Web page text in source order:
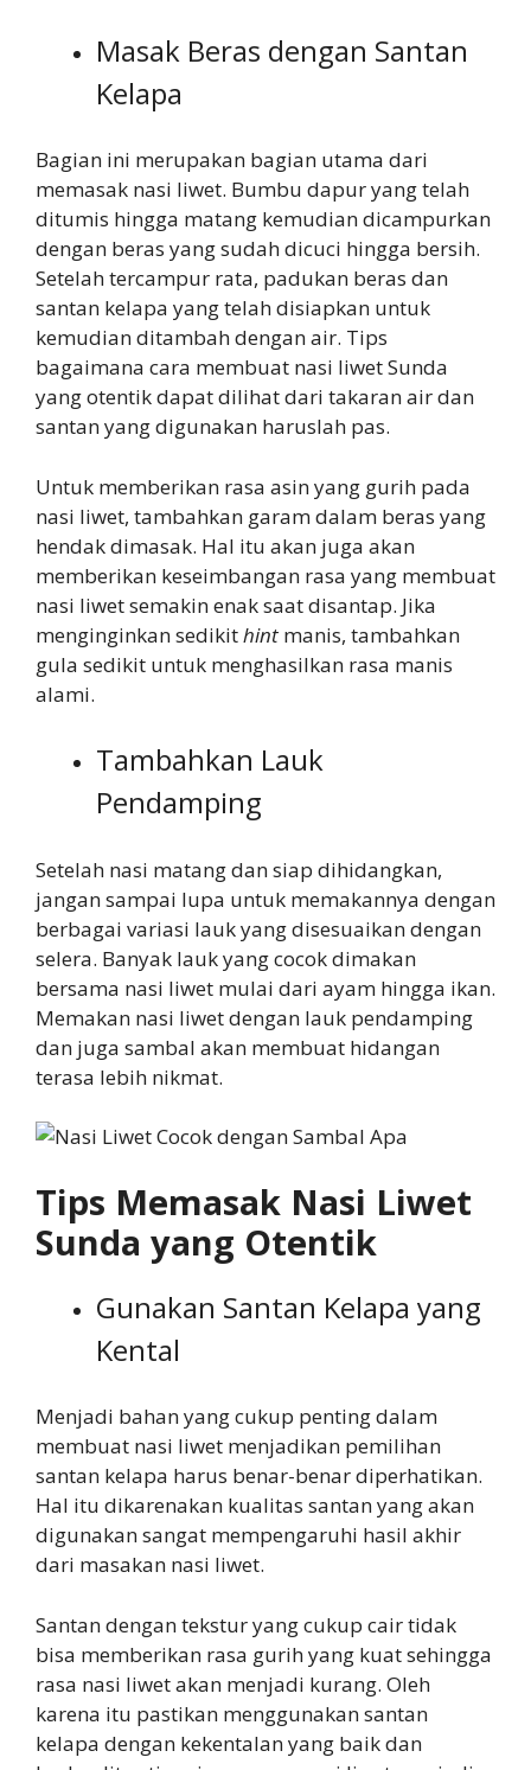
Masak Beras dengan Santan
Kelapa
Bagian ini merupakan bagian utama dari
memasak nasi liwet. Bumbu dapur yang telah
ditumis hingga matang kemudian dicampurkan
dengan beras yang sudah dicuci hingga bersih.
Setelah tercampur rata, padukan beras dan
santan kelapa yang telah disiapkan untuk
kemudian ditambah dengan air. Tips
bagaimana cara membuat nasi liwet Sunda
yang otentik dapat dilihat dari takaran air dan
santan yang digunakan haruslah pas.
Untuk memberikan rasa asin yang gurih pada
nasi liwet, tambahkan garam dalam beras yang
hendak dimasak. Hal itu akan juga akan
memberikan keseimbangan rasa yang membuat
nasi liwet semakin enak saat disantap. Jika
menginginkan sedikithint manis, tambahkan
gula sedikit untuk menghasilkan rasa manis
alami.
Tambahkan Lauk
Pendamping
Setelah nasi matang dan siap dihidangkan,
jangan sampai lupa untuk memakannya dengan
berbagai variasi lauk yang disesuaikan dengan
selera. Banyak lauk yang cocok dimakan
bersama nasi liwet mulai dari ayam hingga ikan.
Memakan nasi liwet dengan lauk pendamping
dan juga sambal akan membuat hidangan
terasa lebih nikmat.
Tips Memasak Nasi Liwet
Sunda yang Otentik
Gunakan Santan Kelapa yang
Kental
Menjadi bahan yang cukup penting dalam
membuat nasi liwet menjadikan pemilihan
santan kelapa harus benar-benar diperhatikan.
Hal itu dikarenakan kualitas santan yang akan
digunakan sangat mempengaruhi hasil akhir
dari masakan nasi liwet.
Santan dengan tekstur yang cukup cair tidak
bisa memberikan rasa gurih yang kuat sehingga
rasa nasi liwet akan menjadi kurang. Oleh
karena itu pastikan menggunakan santan
kelapa dengan kekentalan yang baik dan